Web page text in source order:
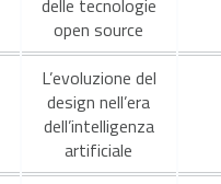
delle tecnologie
open source
L’evoluzione del
design nell’era
dell’intelligenza
artificiale